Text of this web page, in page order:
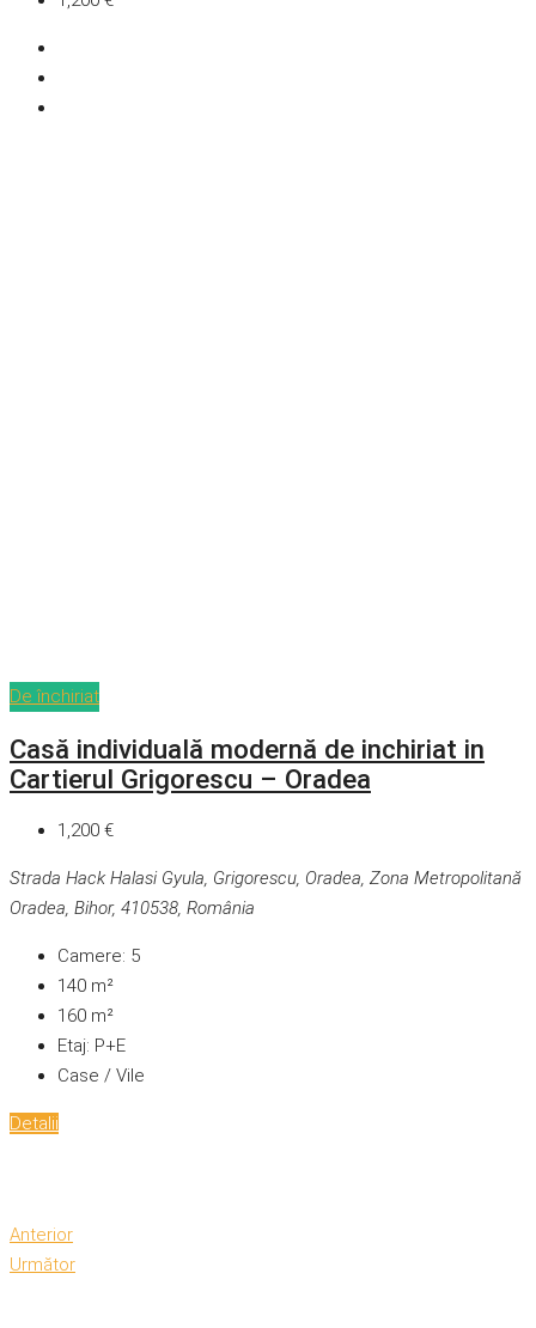
De închiriat
Casă individuală modernă de inchiriat in
Cartierul Grigorescu – Oradea
1,200 €
Strada Hack Halasi Gyula, Grigorescu, Oradea, Zona Metropolitană
Oradea, Bihor, 410538, România
Camere: 5
140 m²
160 m²
Etaj: P+E
Case / Vile
Detalii
Anterior
Următor